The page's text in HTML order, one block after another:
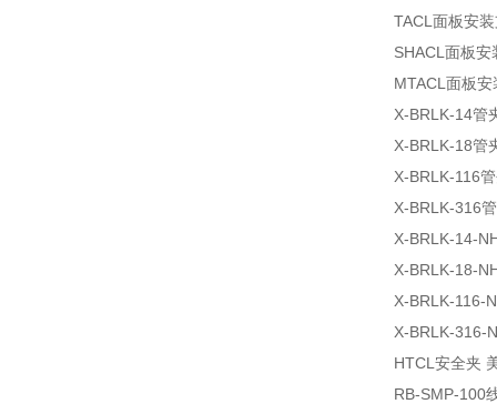
TACL面板安
SHACL面板
MTACL面板
X-BRLK-14管
X-BRLK-18管
X-BRLK-116
X-BRLK-316
X-BRLK-14-
X-BRLK-18-
X-BRLK-116-
X-BRLK-316-
HTCL安全夹
RB-SMP-100